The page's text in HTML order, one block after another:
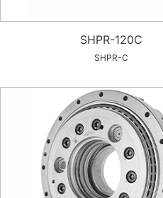
SHPR-120C
SHPR-C